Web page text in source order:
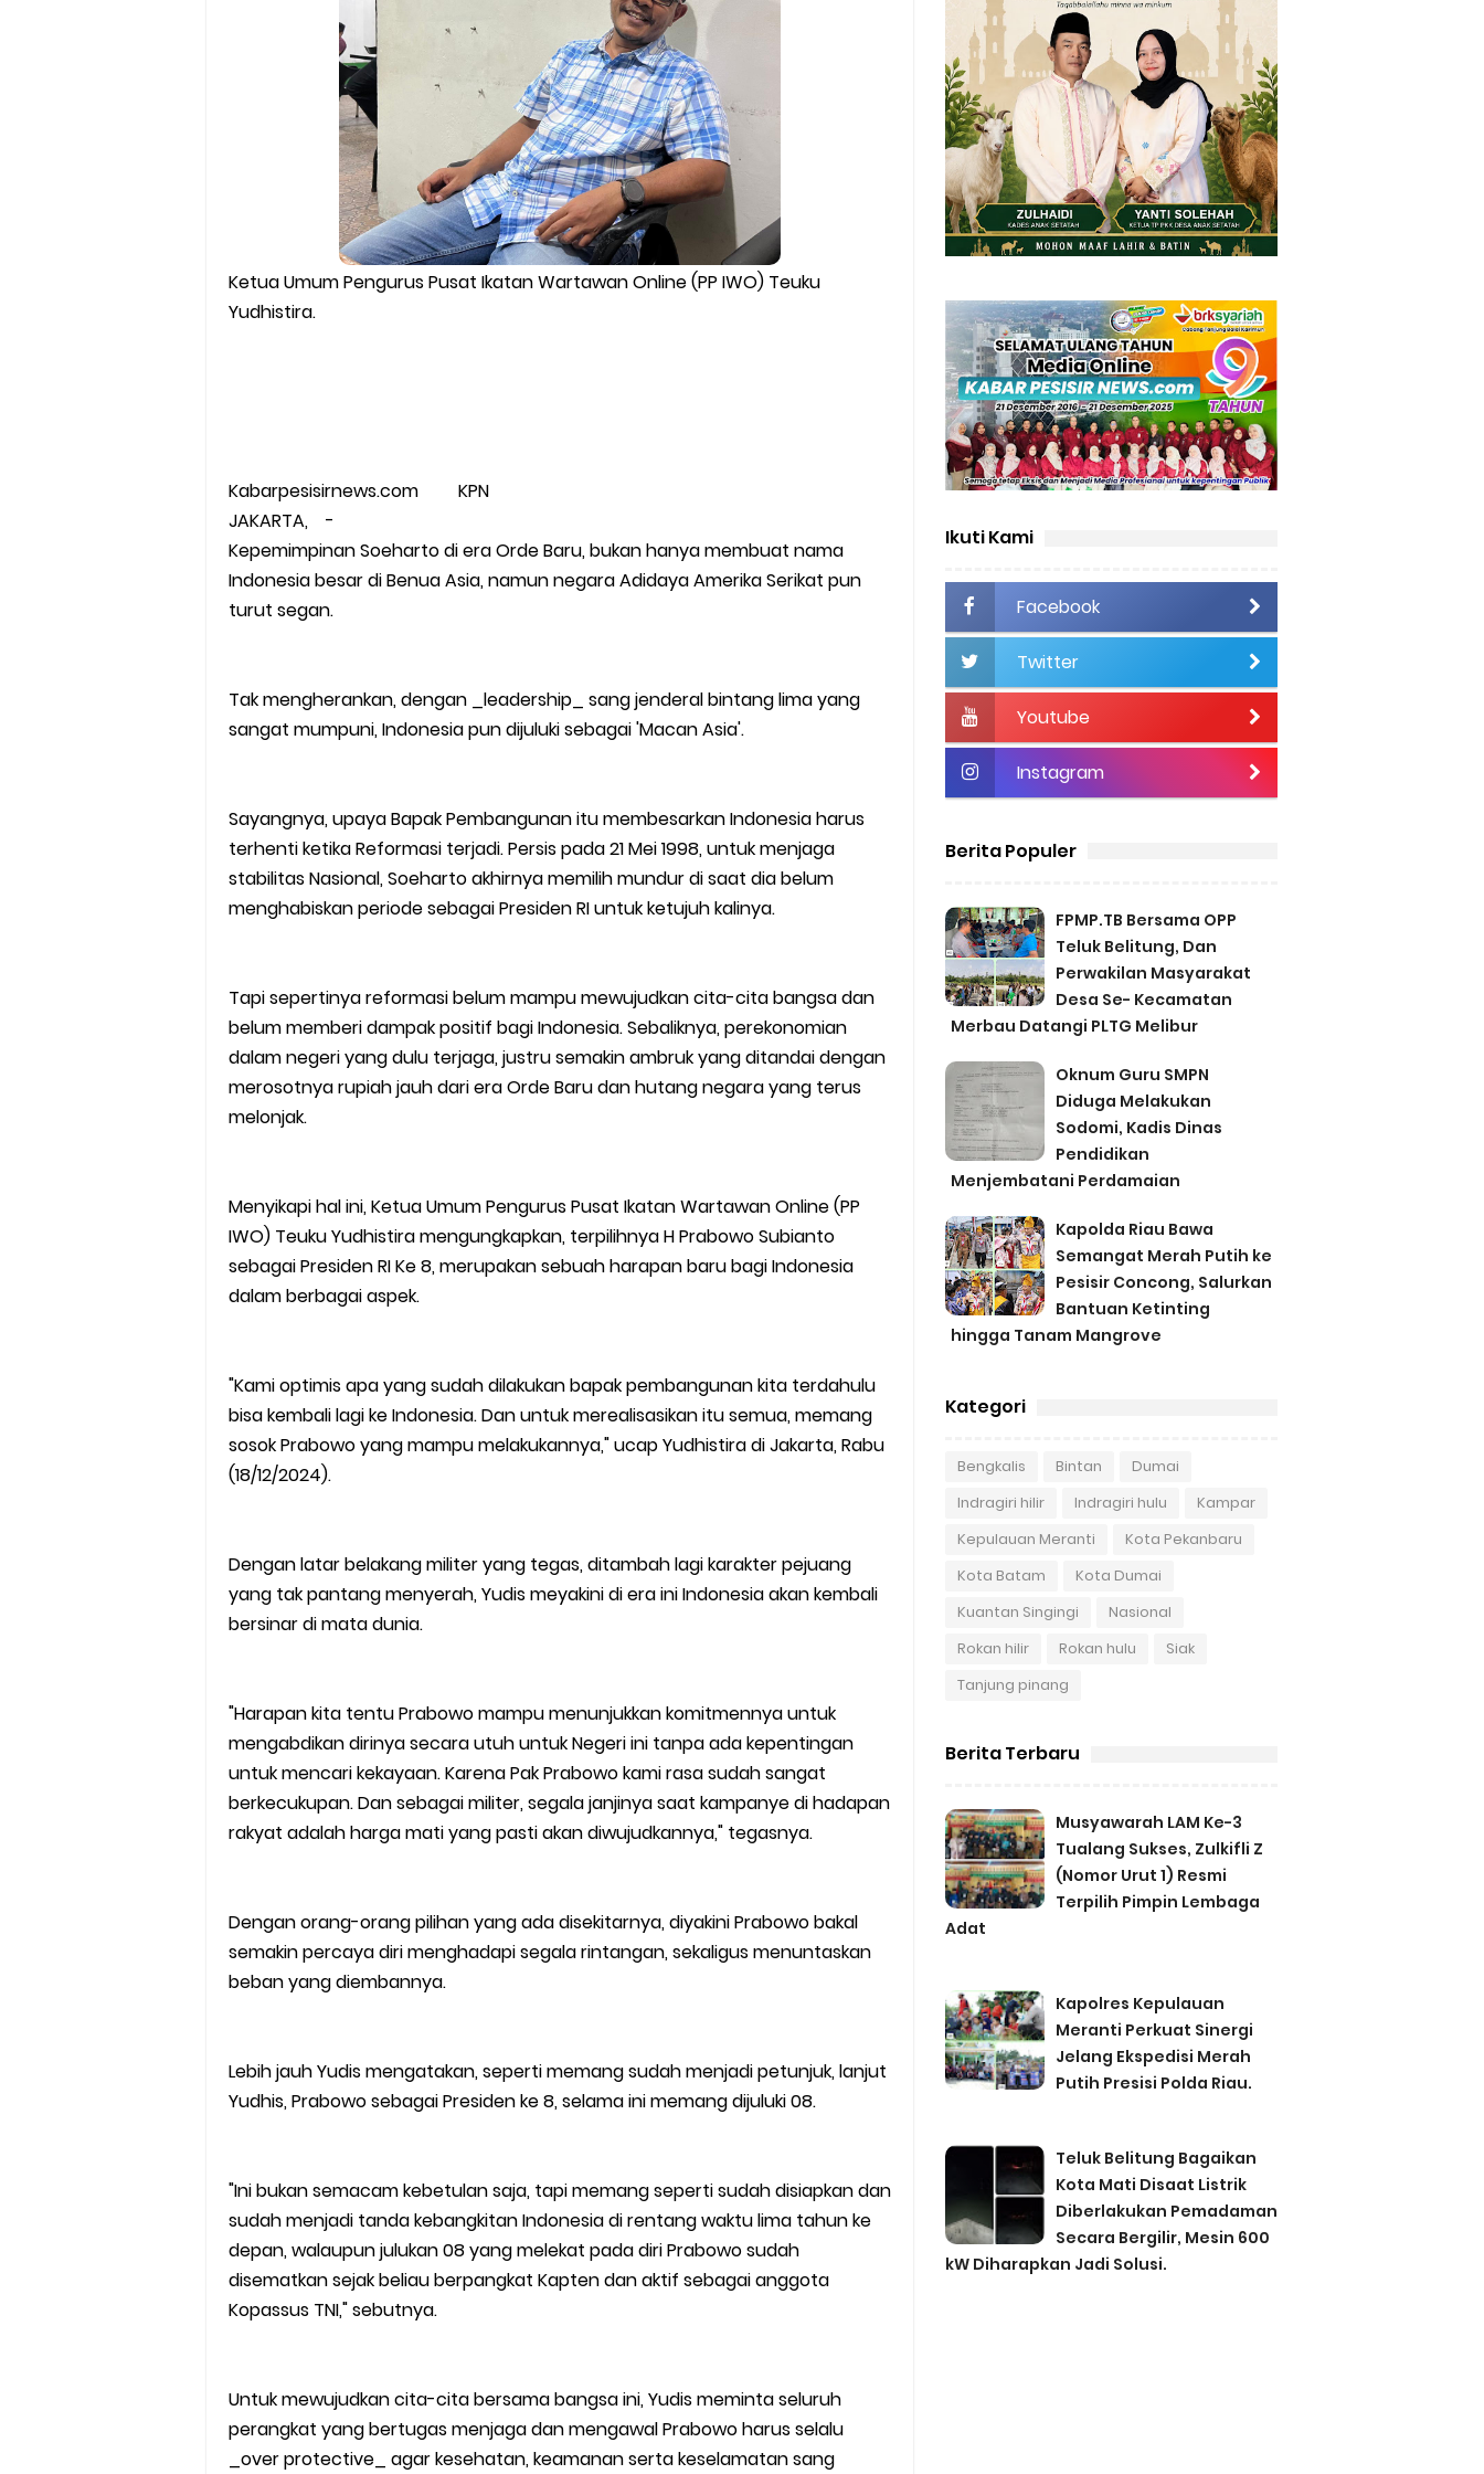
Thursday, 6 August
Ketua Umum Pengurus Pusat Ikatan Wartawan Online (PP IWO) Teuku
Yudhistira.
Kabarpesisirnews.com KPN
JAKARTA, -
Kepemimpinan Soeharto di era Orde Baru, bukan hanya membuat nama
Indonesia besar di Benua Asia, namun negara Adidaya Amerika Serikat pun
turut segan.
Tak mengherankan, dengan _leadership_ sang jenderal bintang lima yang
sangat mumpuni, Indonesia pun dijuluki sebagai 'Macan Asia'.
Sayangnya, upaya Bapak Pembangunan itu membesarkan Indonesia harus
terhenti ketika Reformasi terjadi. Persis pada 21 Mei 1998, untuk menjaga
stabilitas Nasional, Soeharto akhirnya memilih mundur di saat dia belum
menghabiskan periode sebagai Presiden RI untuk ketujuh kalinya.
Tapi sepertinya reformasi belum mampu mewujudkan cita-cita bangsa dan
belum memberi dampak positif bagi Indonesia. Sebaliknya, perekonomian
dalam negeri yang dulu terjaga, justru semakin ambruk yang ditandai dengan
merosotnya rupiah jauh dari era Orde Baru dan hutang negara yang terus
melonjak.
Menyikapi hal ini, Ketua Umum Pengurus Pusat Ikatan Wartawan Online (PP
IWO) Teuku Yudhistira mengungkapkan, terpilihnya H Prabowo Subianto
sebagai Presiden RI Ke 8, merupakan sebuah harapan baru bagi Indonesia
dalam berbagai aspek.
"Kami optimis apa yang sudah dilakukan bapak pembangunan kita terdahulu
bisa kembali lagi ke Indonesia. Dan untuk merealisasikan itu semua, memang
sosok Prabowo yang mampu melakukannya," ucap Yudhistira di Jakarta, Rabu
(18/12/2024).
Dengan latar belakang militer yang tegas, ditambah lagi karakter pejuang
yang tak pantang menyerah, Yudis meyakini di era ini Indonesia akan kembali
bersinar di mata dunia.
"Harapan kita tentu Prabowo mampu menunjukkan komitmennya untuk
mengabdikan dirinya secara utuh untuk Negeri ini tanpa ada kepentingan
untuk mencari kekayaan. Karena Pak Prabowo kami rasa sudah sangat
berkecukupan. Dan sebagai militer, segala janjinya saat kampanye di hadapan
rakyat adalah harga mati yang pasti akan diwujudkannya," tegasnya.
Dengan orang-orang pilihan yang ada disekitarnya, diyakini Prabowo bakal
semakin percaya diri menghadapi segala rintangan, sekaligus menuntaskan
beban yang diembannya.
Lebih jauh Yudis mengatakan, seperti memang sudah menjadi petunjuk, lanjut
Yudhis, Prabowo sebagai Presiden ke 8, selama ini memang dijuluki 08.
"Ini bukan semacam kebetulan saja, tapi memang seperti sudah disiapkan dan
sudah menjadi tanda kebangkitan Indonesia di rentang waktu lima tahun ke
depan, walaupun julukan 08 yang melekat pada diri Prabowo sudah
disematkan sejak beliau berpangkat Kapten dan aktif sebagai anggota
Kopassus TNI," sebutnya.
Untuk mewujudkan cita-cita bersama bangsa ini, Yudis meminta seluruh
perangkat yang bertugas menjaga dan mengawal Prabowo harus selalu
_over protective_ agar kesehatan, keamanan serta keselamatan sang
Ikuti Kami
Facebook
Twitter
Youtube
Instagram
Berita Populer
FPMP.TB Bersama OPP
Teluk Belitung, Dan
Perwakilan Masyarakat
Desa Se- Kecamatan
Merbau Datangi PLTG Melibur
Oknum Guru SMPN
Diduga Melakukan
Sodomi, Kadis Dinas
Pendidikan
Menjembatani Perdamaian
Kapolda Riau Bawa
Semangat Merah Putih ke
Pesisir Concong, Salurkan
Bantuan Ketinting
hingga Tanam Mangrove
Kategori
Bengkalis Bintan
Dumai
Indragiri hilir
Indragiri hulu
Kampar
Kepulauan Meranti
Kota Pekanbaru
Kota Batam
Kota Dumai
Kuantan Singingi
Nasional
Rokan hilir
Rokan hulu
Siak
Tanjung pinang
Berita Terbaru
Musyawarah LAM Ke-3
Tualang Sukses, Zulkifli Z
(Nomor Urut 1) Resmi
Terpilih Pimpin Lembaga
Adat
Kapolres Kepulauan
Meranti Perkuat Sinergi
Jelang Ekspedisi Merah
Putih Presisi Polda Riau.
Teluk Belitung Bagaikan
Kota Mati Disaat Listrik
Diberlakukan Pemadaman
Secara Bergilir, Mesin 600
kW Diharapkan Jadi Solusi.